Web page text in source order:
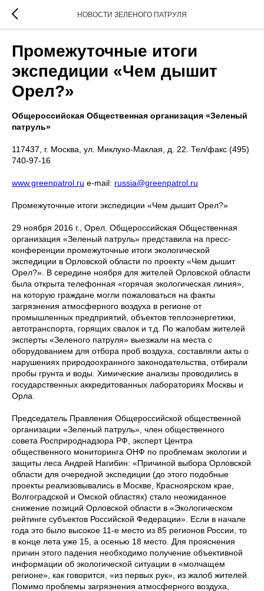
НОВОСТИ ЗЕЛЕНОГО ПАТРУЛЯ
Промежуточные итоги
экспедиции «Чем дышит
Орел?»
Общероссийская Общественная организация «Зеленый
патруль»
117437, г. Москва, ул. Миклухо-Маклая, д. 22. Тел/факс (495)
740-97-16
www.greenpatrol.ru e-mail: russia@greenpatrol.ru
Промежуточные итоги экспедиции «Чем дышит Орел?»
29 ноября 2016 г., Орел. Общероссийская Общественная
организация «Зеленый патруль» представила на пресс-
конференции промежуточные итоги экологической
экспедиции в Орловской области по проекту «Чем дышит
Орел?». В середине ноября для жителей Орловской области
была открыта телефонная «горячая экологическая линия»,
на которую граждане могли пожаловаться на факты
загрязнения атмосферного воздуха в регионе от
промышленных предприятий, объектов теплоэнергетики,
автотранспорта, горящих свалок и т.д. По жалобам жителей
эксперты «Зеленого патруля» выезжали на места с
оборудованием для отбора проб воздуха, составляли акты о
нарушениях природоохранного законодательства, отбирали
пробы грунта и воды. Химические анализы проводились в
государственных аккредитованных лабораториях Москвы и
Орла.
Председатель Правления Общероссийской общественной
организации «Зеленый патруль», член общественного
совета Росприроднадзора РФ, эксперт Центра
общественного мониторинга ОНФ по проблемам экологии и
защиты леса Андрей Нагибин: «Причиной выбора Орловской
области для очередной экспедиции (до этого подобные
проекты реализовывались в Москве, Красноярском крае,
Волгоградской и Омской областях) стало неожиданное
снижение позиций Орловской области в «Экологическом
рейтинге субъектов Российской Федерации». Если в начале
года это было высокое 11-е место из 85 регионов России, то
в конце лета уже 15, а осенью 18 место. Для прояснения
причин этого падения необходимо получение объективной
информации об экологической ситуации в «молчащем
регионе», как говорится, «из первых рук», из жалоб жителей.
Помимо проблемы загрязнения атмосферного воздуха,